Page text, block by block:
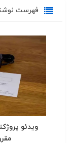
فهرست